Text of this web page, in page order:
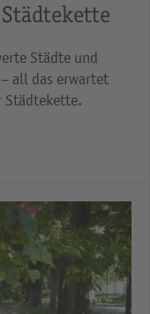
Städte und
all das erwartet
Städtekette.